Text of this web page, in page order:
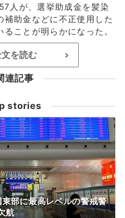
人が、選挙助成金を髪染
補助金などに不正使用した
ことが明らかになった。
を読む >
連記事
stories
部に最高レベルの警戒警
航